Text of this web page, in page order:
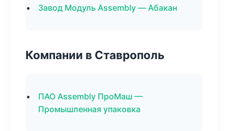
Завод Модуль Assembly — Абакан
Компании в Ставрополь
ПАО Assembly ПроМаш —
Промышленная упаковка